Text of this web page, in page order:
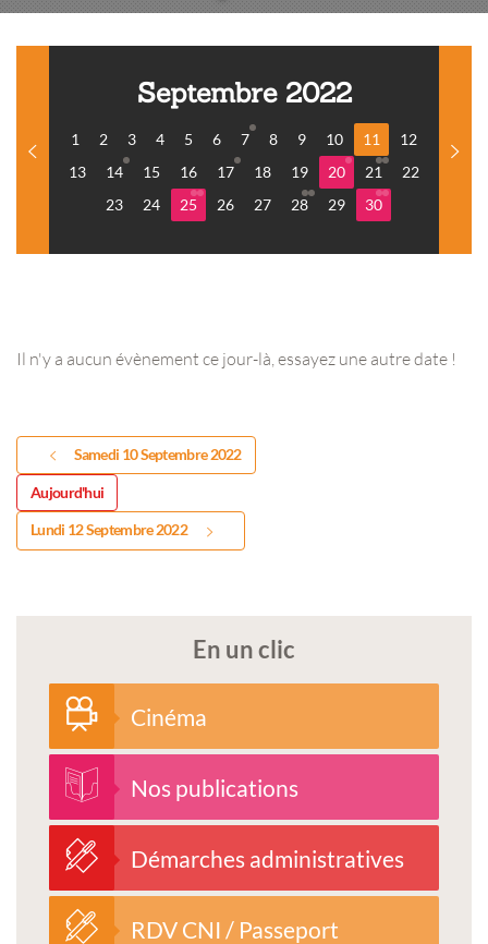
Septembre 2022
1 2 3 4 5 6 7 8 9 10 11
12
13
14 15 16 17 18 19 20 21
22
23
24 25 26 27 28 29 30
Il n'y a aucun évènement ce jour-là, essayez une autre date !
Samedi 10 Septembre 2022
Aujourd'hui
Lundi 12 Septembre 2022
En un clic
Cinéma
Nos publications
Démarches administratives
RDV CNI / Passeport